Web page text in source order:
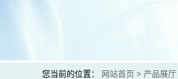
您当前的位置： 网站首页 > 产品展厅